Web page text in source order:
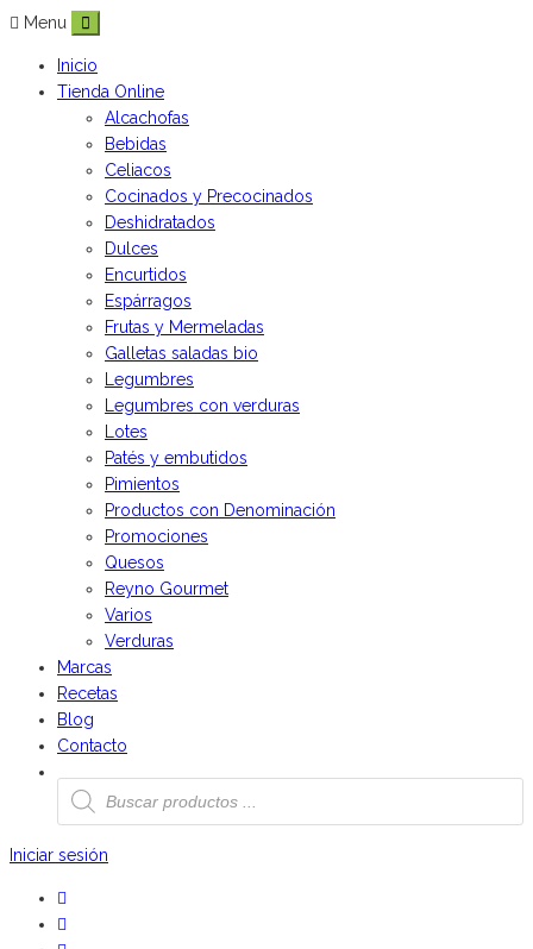
Menu
Inicio
Tienda Online
Alcachofas
Bebidas
Celiacos
Cocinados y Precocinados
Deshidratados
Dulces
Encurtidos
Espárragos
Frutas y Mermeladas
Galletas saladas bio
Legumbres
Legumbres con verduras
Lotes
Patés y embutidos
Pimientos
Productos con Denominación
Promociones
Quesos
Reyno Gourmet
Varios
Verduras
Marcas
Recetas
Blog
Contacto
Búsqueda
de
productos
Iniciar sesión